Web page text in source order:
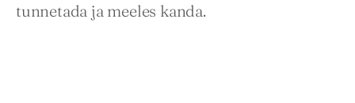
tunnetada ja meeles kanda.